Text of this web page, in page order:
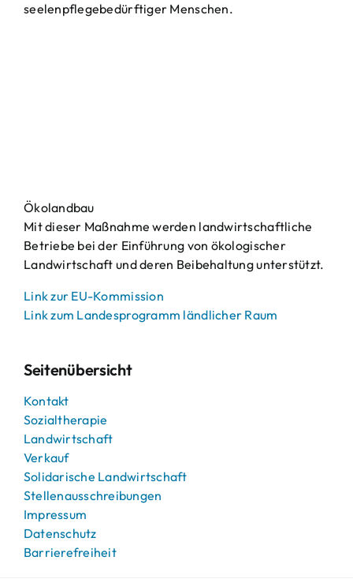
seelenpflegebedürftiger Menschen.
Ökolandbau
Mit dieser Maßnahme werden landwirtschaftliche
Betriebe bei der Einführung von ökologischer
Landwirtschaft und deren Beibehaltung unterstützt.
Link zur EU-Kommission
Link zum Landesprogramm ländlicher Raum
Seitenübersicht
Kontakt
Sozialtherapie
Landwirtschaft
Verkauf
Solidarische Landwirtschaft
Stellenausschreibungen
Impressum
Datenschutz
Barrierefreiheit